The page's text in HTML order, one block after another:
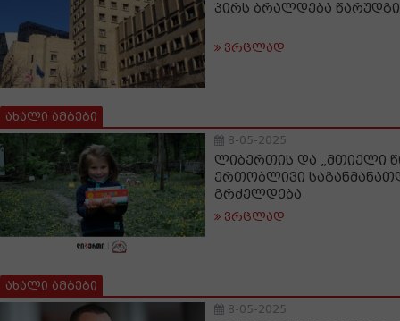
პირს ბრალდება
ვრცლად
ახალი ამბები
8-05-2025
ლიბერთის და „მთიელი
ერთობლივი
გრძელდება
ვრცლად
ახალი ამბები
8-05-2025